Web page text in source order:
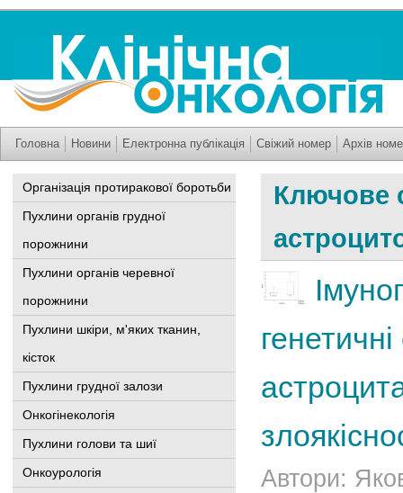
Головна Новини Електронна публікація Свіжий номер Архів
Організація протиракової боротьби
Пухлини органів грудної
порожнини
Пухлини органів черевної
порожнини
Пухлини шкіри, м'яких тканин,
кісток
Пухлини грудної залози
Онкогінекологія
Пухлини голови та шиї
Онкоурологія
Ключове
Автори: